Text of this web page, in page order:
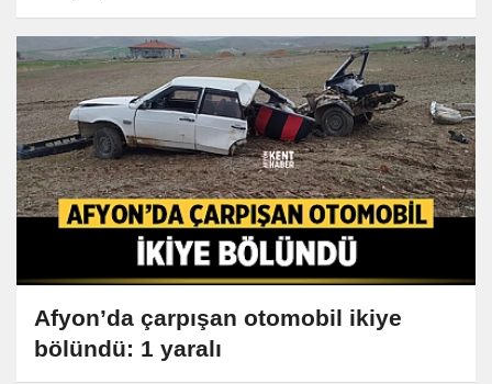
Afyon’da çarpışan otomobil ikiye
bölündü: 1 yaralı